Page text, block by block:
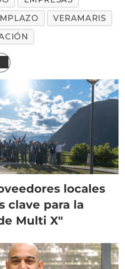
VERAMARIS
locales
clave para la
Multi X"